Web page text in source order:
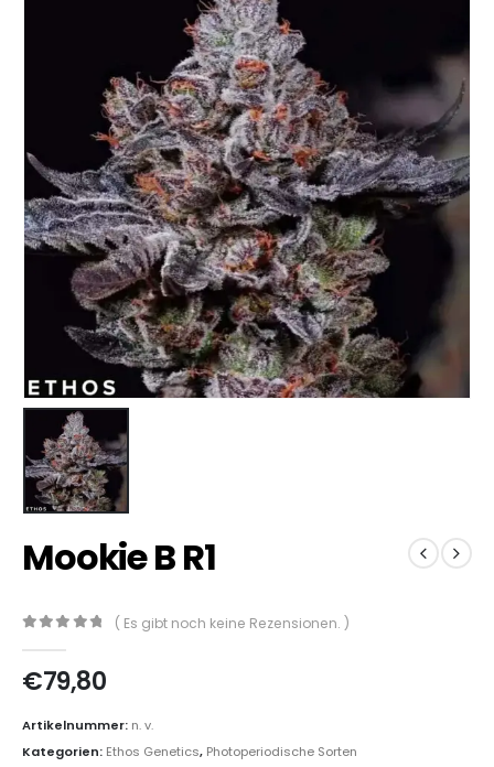
Mookie B R1
( Es gibt noch keine Rezensionen. )
€79,80
Artikelnummer: n. v.
Kategorien: Ethos Genetics, Photoperiodische Sorten